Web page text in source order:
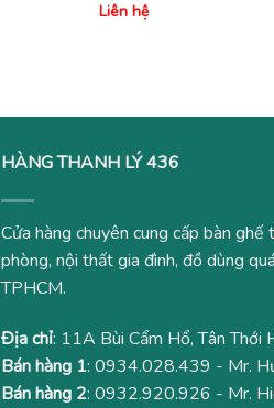
Liên hệ
HÀNG THANH LÝ 436
Cửa hàng chuyên cung cấp bàn
phòng, nội thất gia đình, đồ dùng
TPHCM.
Địa chỉ: 11A Bùi Cẩm Hổ, Tân Thới
Bán hàng 1: 0934.028.439 - Mr.
Bán hàng 2: 0932.920.926 - Mr.